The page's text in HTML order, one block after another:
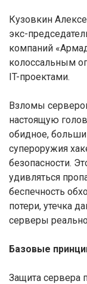
Кузовкин
экс-
компаний
колоссальным
IT-проектами.
Взломы
настоящую
обидное,
супероружия
безопасности.
удивляться
беспечность
потери, утечка
серверы
Базовые
Защита сервера